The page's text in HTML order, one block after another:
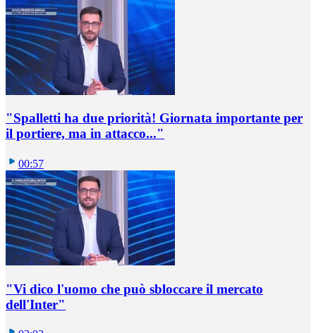
"Spalletti ha due priorità! Giornata importante per
il portiere, ma in attacco..."
00:57
"Vi dico l'uomo che può sbloccare il mercato
dell'Inter"